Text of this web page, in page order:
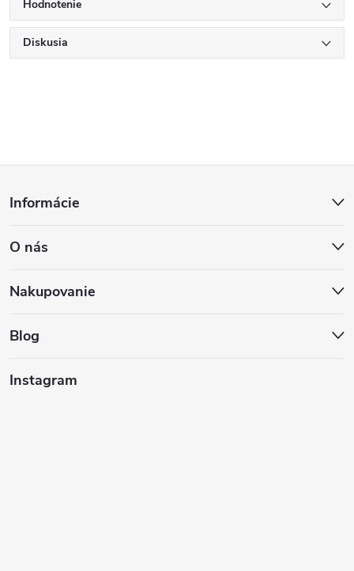
Hodnotenie
Diskusia
p
ä
Informácie
O nás
Nakupovanie
Blog
Instagram